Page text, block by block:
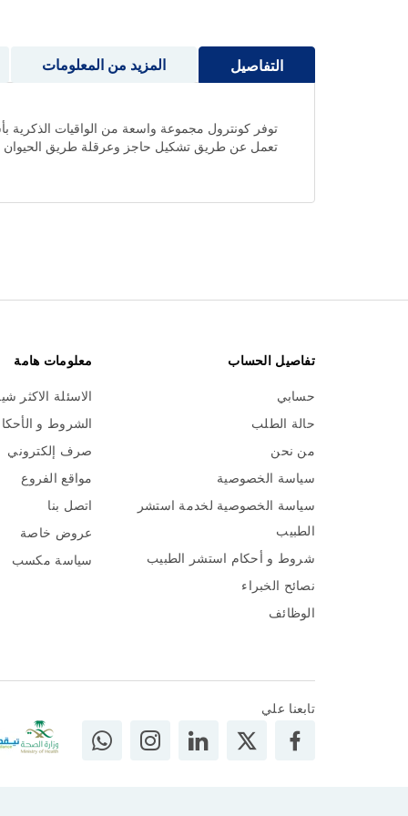
معرض
التفاصيل
توفر كونترول مجموعة واسعة من الواقيات الذكرية
تعمل عن طريق تشكيل حاجز وعرقلة طريق الحيوان
المزيد من المعلومات
تفاصيل الحساب
حسابي
حالة الطلب
من نحن
سياسة الخصوصية
سياسة الخصوصية لخدمة استشر
الطبيب
شروط و أحكام استشر الطبيب
نصائح الخبراء
الوظائف
معلومات هامة
الاسئلة الاكثر
الشروط و
صرف إلكتروني
مواقع الفروع
اتصل بنا
عروض خاصة
سياسة مكسب
تابعنا علي